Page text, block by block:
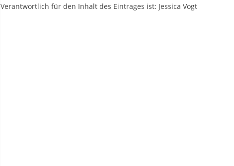
Verantwortlich für den Inhalt des Eintrages ist: Jessica Vogt